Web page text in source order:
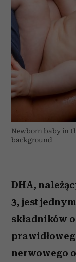
Newborn baby in
background
DHA,
3, jest
składników
nerwowego